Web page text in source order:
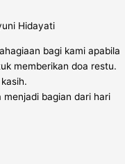
Hidayati
bagi kami apabila
memberikan doa restu.
menjadi bagian dari hari